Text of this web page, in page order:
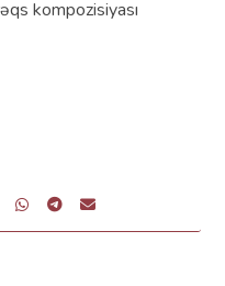
kompozisiyası